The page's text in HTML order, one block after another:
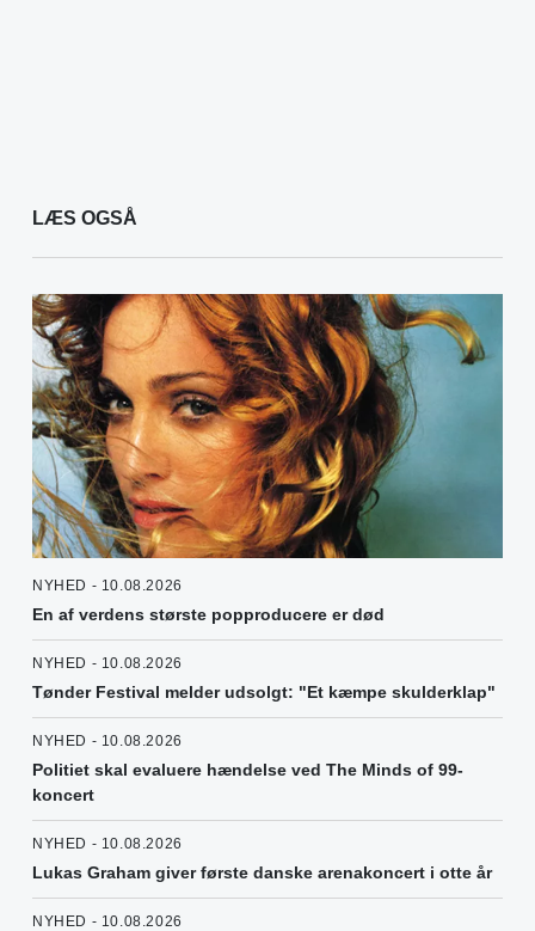
LÆS OGSÅ
NYHED - 10.08.2026
En af verdens største popproducere er død
NYHED - 10.08.2026
Tønder Festival melder udsolgt: "Et kæmpe skulderklap"
NYHED - 10.08.2026
Politiet skal evaluere hændelse ved The Minds of 99-
koncert
NYHED - 10.08.2026
Lukas Graham giver første danske arenakoncert i otte år
NYHED - 10.08.2026